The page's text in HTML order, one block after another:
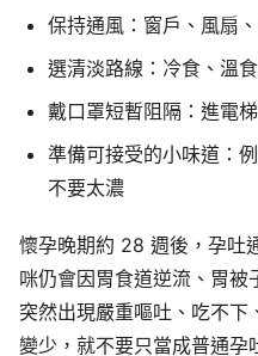
保持通風：窗戶、風扇
選清淡路線：冷食、溫
戴口罩短暫阻隔：進電
準備可接受的小味道：
不要太濃
懷孕晚期約 28 週後，孕吐
咪仍會因胃食道逆流、胃
突然出現嚴重嘔吐、吃不下
變少，就不要只當成普通孕